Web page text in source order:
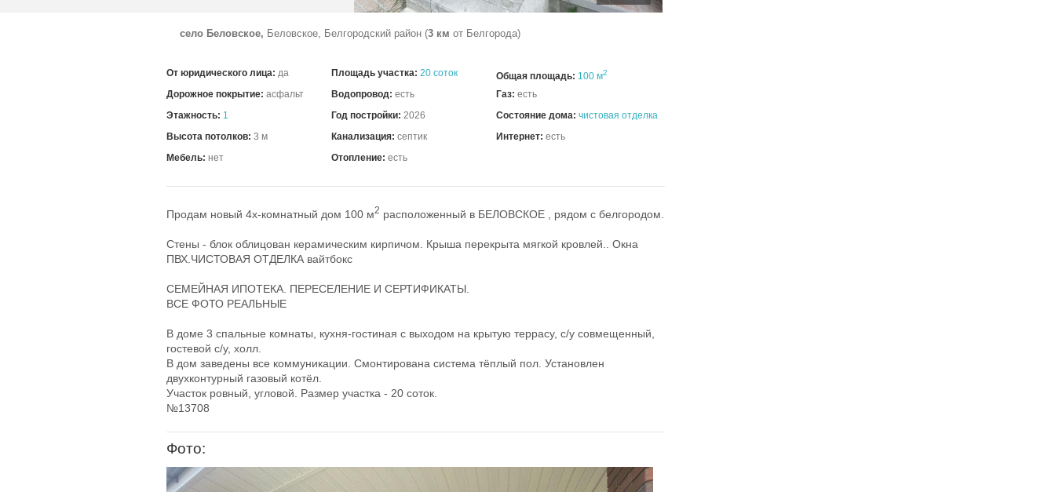
село Беловское, Беловское, Белгородский район (3 км от Белгорода)
От юридического лица: да Площадь участка: 20 соток Общая площадь: 100 м2
Дорожное покрытие: асфальт Водопровод: есть Газ: есть
Этажность: 1 Год постройки: 2026 Состояние дома: чистовая отделка
Высота потолков: 3 м Канализация: септик Интернет: есть
Мебель: нет Отопление: есть
Продам новый 4х-комнатный дом 100 м2 расположенный в БЕЛОВСКОЕ , рядом с белгородом.
Стены - блок облицован керамическим кирпичом. Крыша перекрыта мягкой кровлей.. Окна
ПВХ.ЧИСТОВАЯ ОТДЕЛКА вайтбокс
СЕМЕЙНАЯ ИПОТЕКА. ПЕРЕСЕЛЕНИЕ И СЕРТИФИКАТЫ.
ВСЕ ФОТО РЕАЛЬНЫЕ
В доме 3 спальные комнаты, кухня-гостиная с выходом на крытую террасу, с/у совмещенный,
гостевой с/у, холл.
В дом заведены все коммуникации. Смонтирована система тёплый пол. Установлен
двухконтурный газовый котёл.
Участок ровный, угловой. Размер участка - 20 соток.
№13708
Фото: